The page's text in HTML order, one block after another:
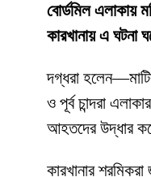
বোর্ডমিল এলাকায়
কারখানায় এ ঘটনা
দগ্ধরা
ও পূর্ব চান্দরা
আহতদের উদ্ধার
কারখানার